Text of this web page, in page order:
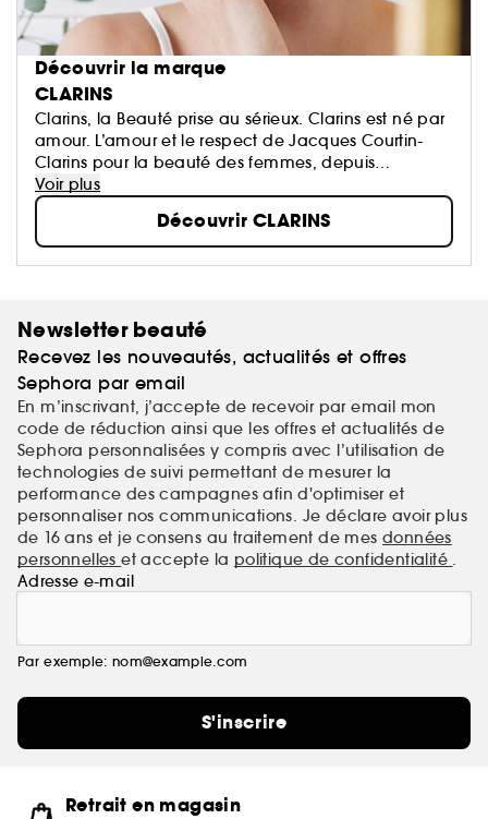
Découvrir la marque
CLARINS
Clarins, la Beauté prise au sérieux. Clarins est né par
amour. L’amour et le respect de Jacques Courtin-
Clarins pour la beauté des femmes, depuis
l'ouverture du premier Institut Clarins à Paris en 1954.
N°1 Européen des soins de beauté haut de
Voir plus
Découvrir CLARINS
Newsletter beauté
Recevez les nouveautés, actualités et offres
Sephora par email
En m’inscrivant, j’accepte de recevoir par email mon
code de réduction ainsi que les offres et actualités de
Sephora personnalisées y compris avec l’utilisation de
technologies de suivi permettant de mesurer la
performance des campagnes afin d'optimiser et
personnaliser nos communications. Je déclare avoir plus
de 16 ans et je consens au traitement de mes données
personnelleset accepte la politique de confidentialité .
Adresse e-mail
Par exemple: nom@example.com
S'inscrire
Retrait en magasin